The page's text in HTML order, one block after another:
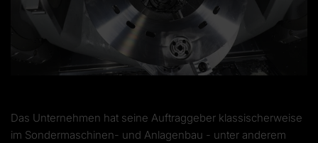
Das Unternehmen hat seine Auftraggeber klassischerweise
im Sondermaschinen- und Anlagenbau - unter anderem